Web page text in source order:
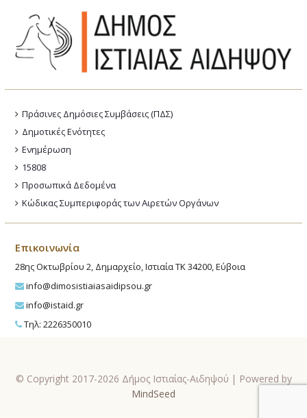
Πράσινες Δημόσιες Συμβάσεις (ΠΔΣ)
Δημοτικές Ενότητες
Ενημέρωση
15808
Προσωπικά Δεδομένα
Κώδικας Συμπεριφοράς των Αιρετών Οργάνων
Επικοινωνία
28ης Οκτωβρίου 2, Δημαρχείο, Ιστιαία ΤΚ 34200, Εύβοια
info@dimosistiaiasaidipsou.gr
info@istaid.gr
Τηλ: 2226350010
© Copyright 2017-2026 Δήμος Ιστιαίας-Αιδηψού | Powered by
MindSeed